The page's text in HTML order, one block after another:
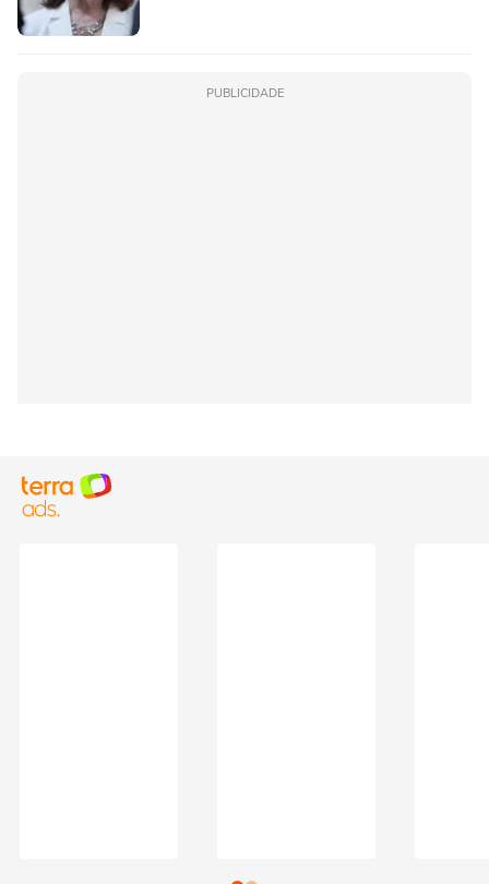
PUBLICIDADE